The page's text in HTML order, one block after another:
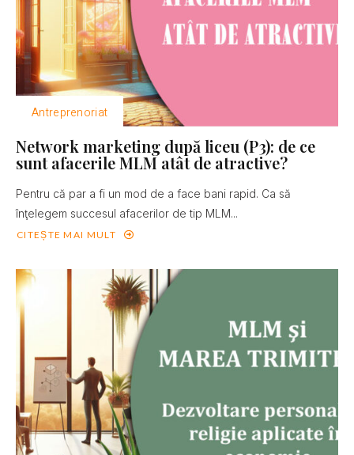
Antreprenoriat
Network marketing după liceu (P3): de ce
sunt afacerile MLM atât de atractive?
Pentru că par a fi un mod de a face bani rapid. Ca să
înţelegem succesul afacerilor de tip MLM...
CITEȘTE MAI MULT